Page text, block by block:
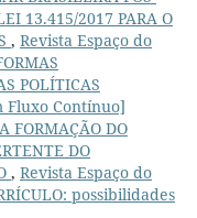
13.415/2017 PARA O
, Revista Espaço do
POLÍTICAS
Fluxo Contínuo]
A FORMAÇÃO DO
DO
, Revista Espaço do
possibilidades